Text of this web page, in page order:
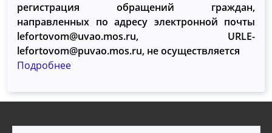
регистрация обращений граждан,
направленных по адресу электронной почты
lefortovom@uvao.mos.ru, URLE-
lefortovom@puvao.mos.ru, не осуществляется
Подробнее